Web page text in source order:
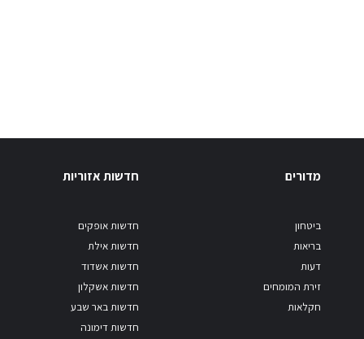
מדורים
ביטחון
בריאות
דעות
זירת המומחים
חקלאות
חדשות אזוריות
חדשות אופקים
חדשות אילת
חדשות אשדוד
חדשות אשקלון
חדשות באר שבע
חדשות דימונה